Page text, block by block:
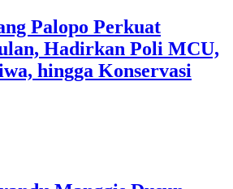
Palopo Perkuat
Hadirkan Poli MCU,
hingga Konservasi